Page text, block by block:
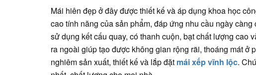
Mái hiên đẹp ở đây được thiết kế và áp dụng khoa học
cao tính năng của sản phẩm, đáp ứng nhu cầu ngày
sử dụng kết cấu quay, có thanh cuộn, bạt chất lượng cao
ra ngoài giúp tạo được không gian rộng rãi, thoáng mát ở
nghiêm sản xuất, thiết kế và lắp đặt mái xếp vĩnh lộc.